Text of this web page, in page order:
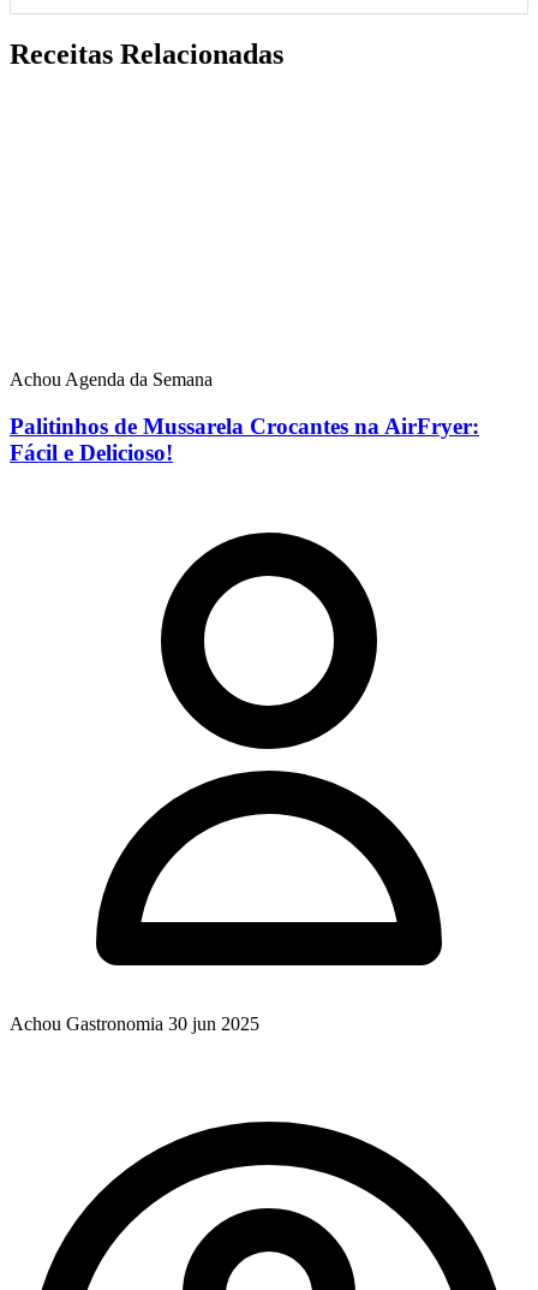
Receitas Relacionadas
Achou Agenda da Semana
Palitinhos de Mussarela Crocantes na AirFryer:
Fácil e Delicioso!
Achou Gastronomia 30 jun 2025